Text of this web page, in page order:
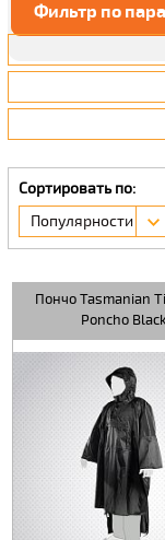
Фильтр по
Сортировать по:
Популярности
Пончо Tasmanian
Poncho Black